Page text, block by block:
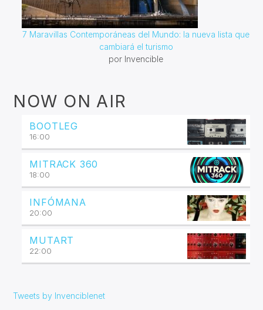
7 Maravillas Contemporáneas del Mundo: la nueva lista que
cambiará el turismo
por Invencible
NOW ON AIR
BOOTLEG
16:00
MITRACK 360
18:00
INFÓMANA
20:00
MUTART
22:00
Tweets by Invenciblenet